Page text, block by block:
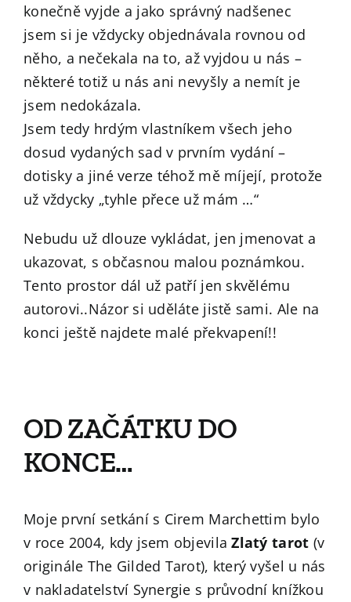
konečně vyjde a jako správný nadšenec
jsem si je vždycky objednávala rovnou od
něho, a nečekala na to, až vyjdou u nás –
některé totiž u nás ani nevyšly a nemít je
jsem nedokázala.
Jsem tedy hrdým vlastníkem všech jeho
dosud vydaných sad v prvním vydání –
dotisky a jiné verze téhož mě míjejí, protože
už vždycky „tyhle přece už mám …“
Nebudu už dlouze vykládat, jen jmenovat a
ukazovat, s občasnou malou poznámkou.
Tento prostor dál už patří jen skvělému
autorovi..Názor si uděláte jistě sami. Ale na
konci ještě najdete malé překvapení!!
OD ZAČÁTKU DO
KONCE…
Moje první setkání s Cirem Marchettim bylo
v roce 2004, kdy jsem objevilaZlatý tarot (v
originále The Gilded Tarot), který vyšel u nás
v nakladatelství Synergie s průvodní knížkou